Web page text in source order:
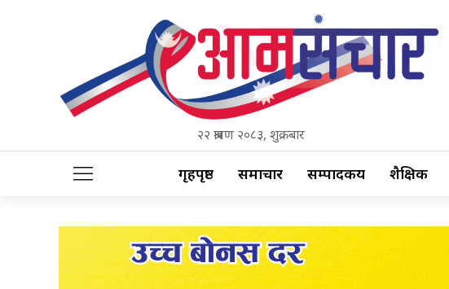
२२ श्रावण २०८३, शुक्रबार
गृहपृष्ठ समाचार सम्पादकीय शैक्षिक